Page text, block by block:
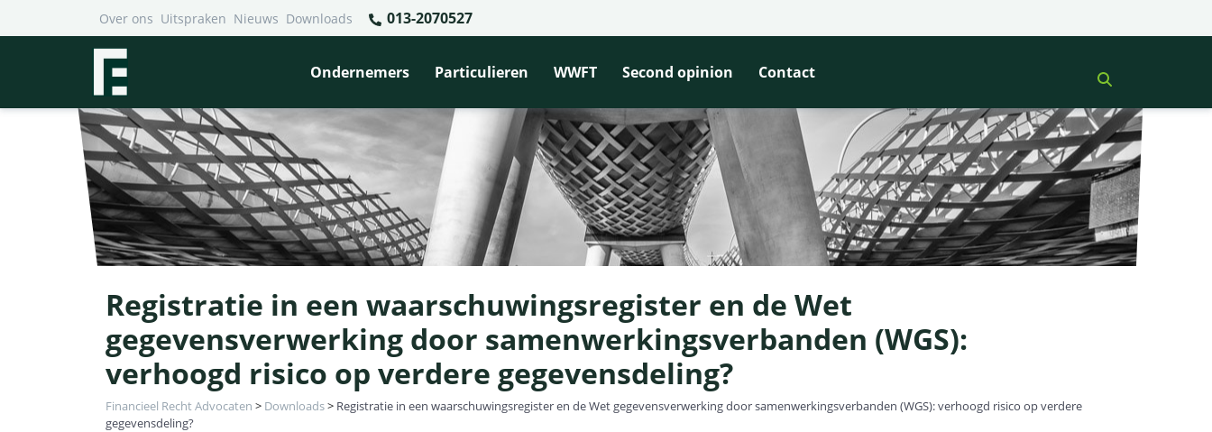
Over ons Uitspraken Nieuws Downloads 013-2070527
Ondernemers Particulieren WWFT Second opinion Contact
Registratie in een waarschuwingsregister en de Wet
gegevensverwerking door samenwerkingsverbanden (WGS):
verhoogd risico op verdere gegevensdeling?
Financieel Recht Advocaten > Downloads> Registratie in een waarschuwingsregister en de Wet gegevensverwerking door samenwerkingsverbanden (WGS): verhoogd risico op verdere
gegevensdeling?